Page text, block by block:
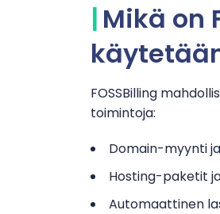
Mikä on
FOSSBilling
toimintoja:
Domain-myynti
Hosting-paketit
Automaattinen